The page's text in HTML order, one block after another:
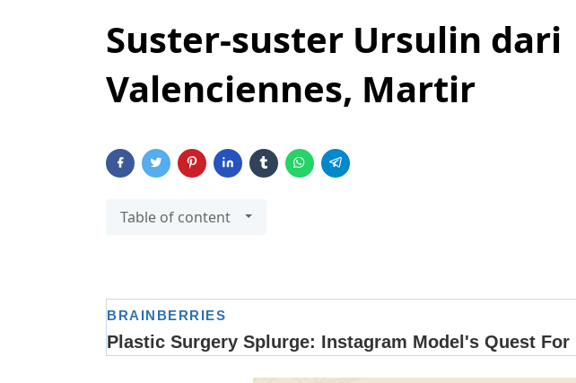
Suster-suster Ursulin dari
Valenciennes, Martir
Table of content